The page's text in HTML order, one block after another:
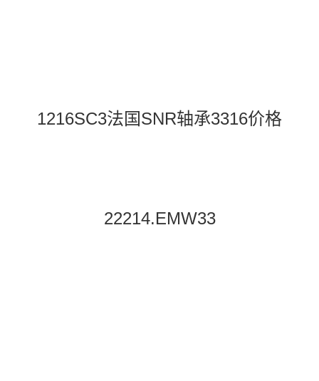
1216SC3法国SNR轴承3316价格
22214.EMW33